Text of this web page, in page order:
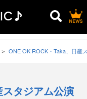
ONE OK ROCK・Taka、日産
タジアム公演